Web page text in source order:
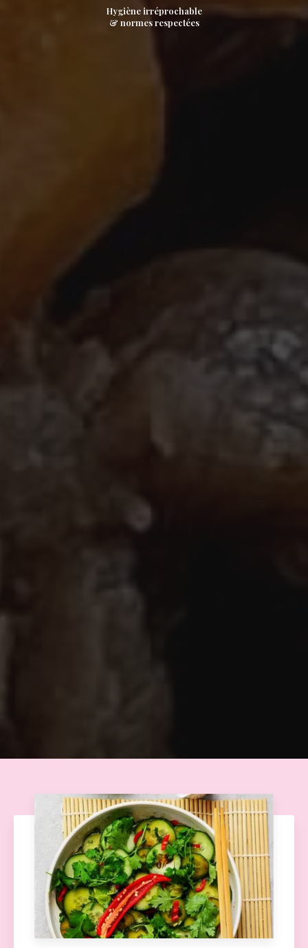
Hygiène irréprochable
& normes respectées